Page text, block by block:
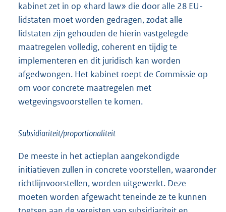
kabinet zet in op «hard law» die door alle 28 EU-
lidstaten moet worden gedragen, zodat alle
lidstaten zijn gehouden de hierin vastgelegde
maatregelen volledig, coherent en tijdig te
implementeren en dit juridisch kan worden
afgedwongen. Het kabinet roept de Commissie op
om voor concrete maatregelen met
wetgevingsvoorstellen te komen.
Subsidiariteit/proportionaliteit
De meeste in het actieplan aangekondigde
initiatieven zullen in concrete voorstellen, waaronder
richtlijnvoorstellen, worden uitgewerkt. Deze
moeten worden afgewacht teneinde ze te kunnen